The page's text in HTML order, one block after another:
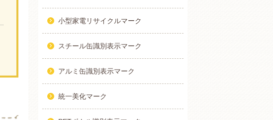
小型家電リサイクルマーク
スチール缶識別表示マーク
アルミ缶識別表示マーク
統一美化マーク